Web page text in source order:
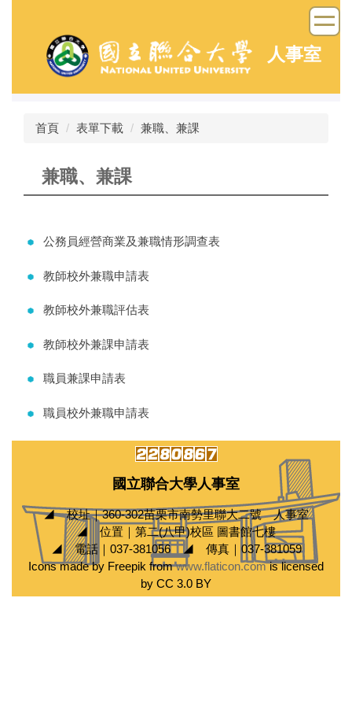
容
人事室
首頁 表單下載 兼職、兼課
兼職、兼課
公務員經營商業及兼職情形調查表
教師校外兼職申請表
教師校外兼職評估表
教師校外兼課申請表
職員兼課申請表
職員校外兼職申請表
國立聯合大學人事室
◢ 校址｜360-302苗栗市南勢里聯大二號 人事室
◢ 位置｜第二(八甲)校區 圖書館七樓
◢ 電話｜037-381056 ◢ 傳真｜037-381059
Icons made by Freepik fromwww.flaticon.comis licensed
by CC 3.0 BY